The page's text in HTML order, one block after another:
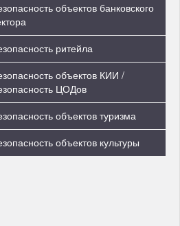
объектов банковского
ритейла
объектов КИИ /
ЦОДов
объектов туризма
объектов культуры